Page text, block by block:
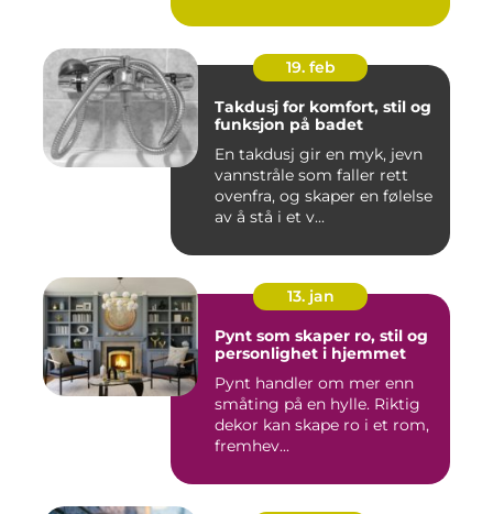
19. feb
Takdusj for komfort, stil og
funksjon på badet
En takdusj gir en myk, jevn
vannstråle som faller rett
ovenfra, og skaper en følelse
av å stå i et v...
13. jan
Pynt som skaper ro, stil og
personlighet i hjemmet
Pynt handler om mer enn
småting på en hylle. Riktig
dekor kan skape ro i et rom,
fremhev...